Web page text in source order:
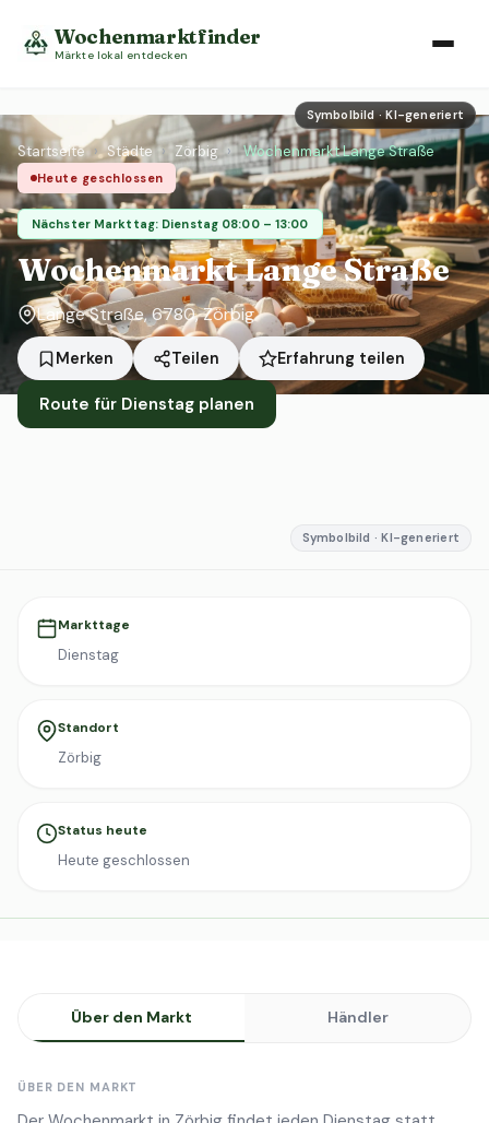
Wochenmarktfinder
Märkte lokal entdecken
Symbolbild · KI-generiert
Startseite › Städte › Zörbig › Wochenmarkt Lange Straße
Heute geschlossen
Nächster Markttag: Dienstag 08:00 – 13:00
Wochenmarkt Lange Straße
Lange Straße, 6780, Zörbig
Merken Teilen Erfahrung teilen
Route für Dienstag planen
Symbolbild · KI-generiert
Markttage
Dienstag
Standort
Zörbig
Status heute
Heute geschlossen
Über den Markt Händler
ÜBER DEN MARKT